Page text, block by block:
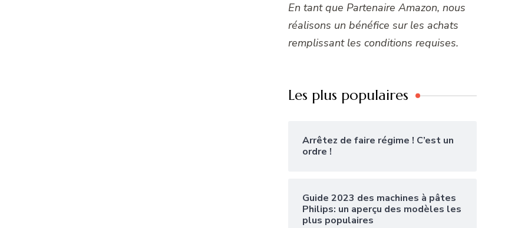
En tant que Partenaire Amazon, nous
réalisons un bénéfice sur les achats
remplissant les conditions requises.
Les plus populaires
Arrêtez de faire régime ! C’est un
ordre !
Guide 2023 des machines à pâtes
Philips: un aperçu des modèles les
plus populaires